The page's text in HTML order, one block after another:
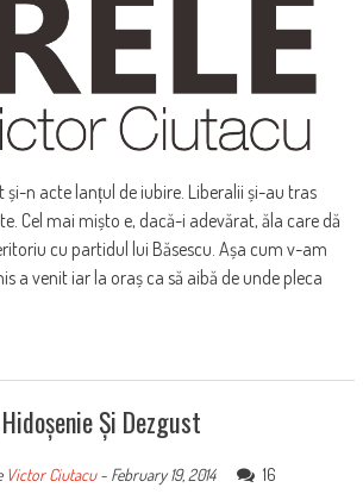
și-n acte lanțul de iubire. Liberalii și-au tras
Cel mai mișto e, dacă-i adevărat, ăla care dă
cu partidul lui Băsescu. Așa cum v-am
a venit iar la oraș ca să aibă de unde pleca
Și Dezgust
Victor Ciutacu- February 19, 2014
16